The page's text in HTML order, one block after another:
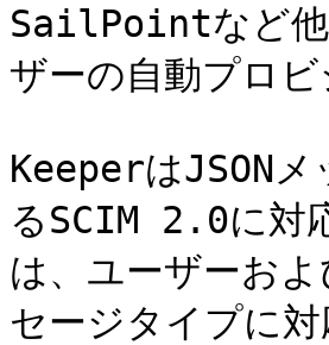
SailPointなど他
ザーの自動プロ
KeeperはJSON
るSCIM 2.0に対
は、ユーザーお
セージタイプに